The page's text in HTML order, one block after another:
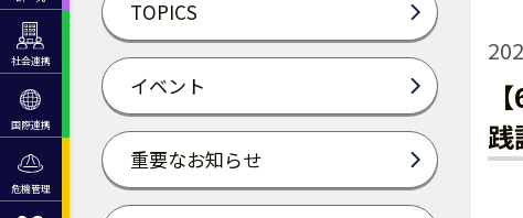
社会連携
国際連携
危機管理
TOPICS
イベント
重要なお知らせ
践